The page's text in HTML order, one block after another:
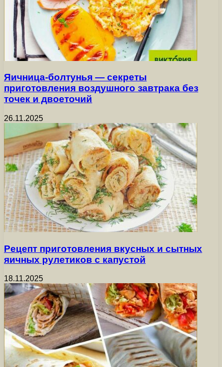
Яичница-болтунья — секреты
приготовления воздушного завтрака без
точек и двоеточий
26.11.2025
Рецепт приготовления вкусных и сытных
яичных рулетиков с капустой
18.11.2025